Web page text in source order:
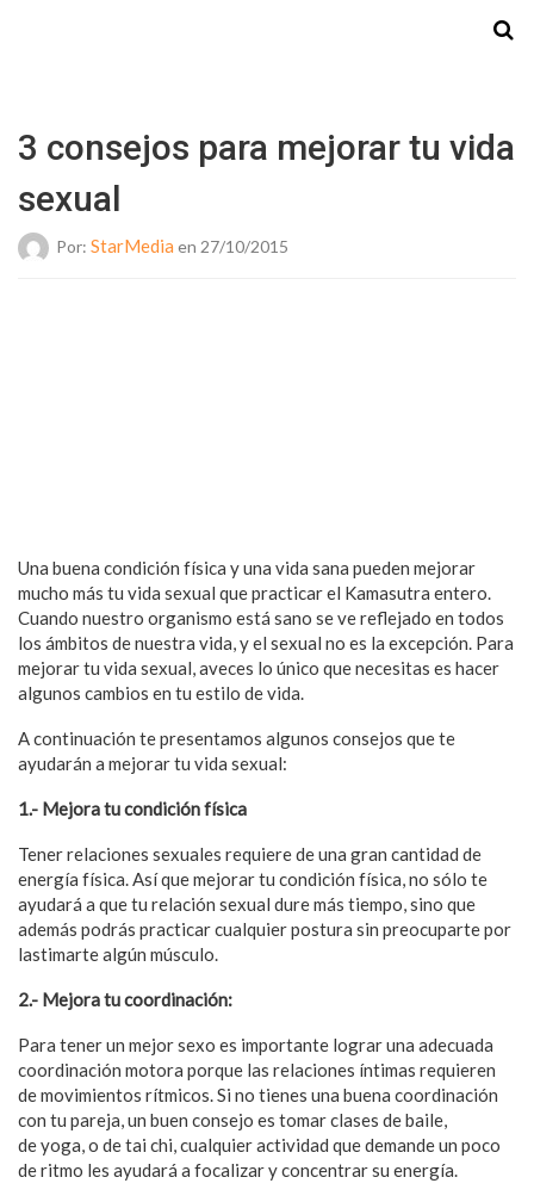
3 consejos para mejorar tu vida
sexual
Por: StarMedia en 27/10/2015
Una buena condición física y una vida sana pueden mejorar
mucho más tu vida sexual que practicar el Kamasutra entero.
Cuando nuestro organismo está sano se ve reflejado en todos
los ámbitos de nuestra vida, y el sexual no es la excepción. Para
mejorar tu vida sexual, aveces lo único que necesitas es hacer
algunos cambios en tu estilo de vida.
A continuación te presentamos algunos consejos que te
ayudarán a mejorar tu vida sexual:
1.- Mejora tu condición física
Tener relaciones sexuales requiere de una gran cantidad de
energía física. Así que mejorar tu condición física, no sólo te
ayudará a que tu relación sexual dure más tiempo, sino que
además podrás practicar cualquier postura sin preocuparte por
lastimarte algún músculo.
2.- Mejora tu coordinación:
Para tener un mejor sexo es importante lograr una adecuada
coordinación motora porque las relaciones íntimas requieren
de movimientos rítmicos. Si no tienes una buena coordinación
con tu pareja, un buen consejo es tomar clases de baile,
de yoga, o de tai chi, cualquier actividad que demande un poco
de ritmo les ayudará a focalizar y concentrar su energía.